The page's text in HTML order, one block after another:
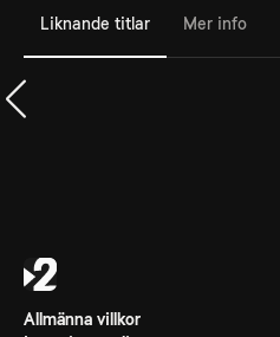
Liknande titlar Mer info
Allmänna villkor